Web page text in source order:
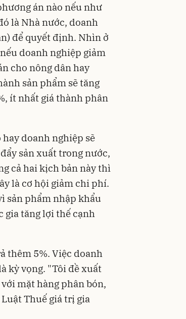
án nào nếu như
là Nhà nước, doanh
để quyết định. Nhìn ở
doanh nghiệp giảm
cho nông dân hay
sản phẩm sẽ tăng
ít nhất giá thành phân
doanh nghiệp sẽ
sản xuất trong nước,
cả hai kịch bản này thì
là cơ hội giảm chi phí.
sản phẩm nhập khẩu
gia tăng lợi thế cạnh
thêm 5%. Việc doanh
kỳ vọng. "Tôi đề xuất
mặt hàng phân bón,
Thuế giá trị gia